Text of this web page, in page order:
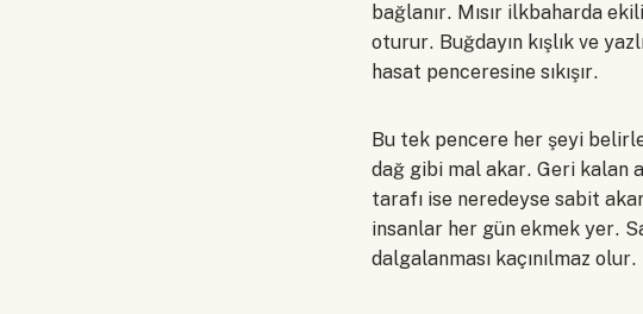
bağlanır. Mısır ilkbaharda
oturur. Buğdayın kışlık ve
hasat penceresine sıkışır.
Bu tek pencere her şeyi
dağ gibi mal akar. Geri kalan
tarafı ise neredeyse sabit
insanlar her gün ekmek yer.
dalgalanması kaçınılmaz olur.